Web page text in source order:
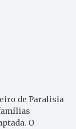
de Paralisia
O